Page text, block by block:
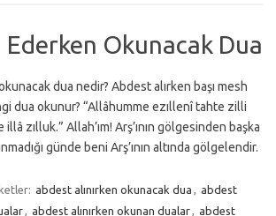
Ederken Okunacak Dua
dua nedir? Abdest alırken başı mesh
dua okunur? “Allâhumme ezıllenî tahte zilli
zılluk.” Allah’ım! Arş’ının gölgesinden başka
günde beni Arş’ının altında gölgelendir.
abdest alınırken okunacak dua , abdest
, abdest alınırken okunan dualar, abdest